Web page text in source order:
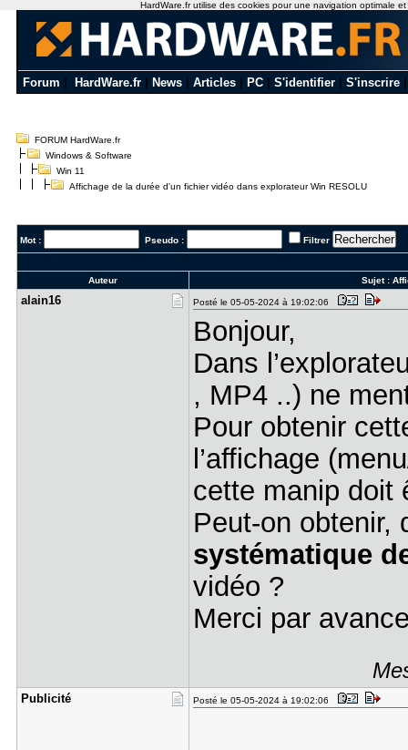
Forum HardWare.fr News Articles PC S'identifier S'inscrire
FORUM HardWare.fr
Windows & Software
Win 11
Affichage de la durée d'un fichier vidéo dans explorateur Win RESOLU
Mot : Pseudo : Filtrer
Auteur Sujet :
alain16 Posté le 05-05-2024 à 19:02:06
Bonjour,
Dans
, MP4 ..) ne
Pour obtenir
l’affichage
cette manip doit
Peut-on obtenir,
systématique
vidéo ?
Merci par
Publicité Posté le 05-05-2024 à 19:02:06
HardWare.fr utilise des cookies pour une navigation optimale